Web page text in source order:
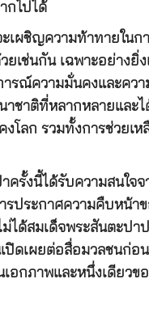
กไปได้
เผชิญความท้าทายใน
ยเช่นกัน เฉพาะอย่าง
รณ์ความมั่นคงและคว
าชาติที่หลากหลายและ
โลก รวมทั้งการช่วยเ
ครั้งนี้ได้รับความสนใ
รประกาศความคืบหน้
ได้สมเด็จพระสันตะปา
ปิดเผยต่อสื่อมวลชนก่อ
อกภาพและหนึ่งเดียวข